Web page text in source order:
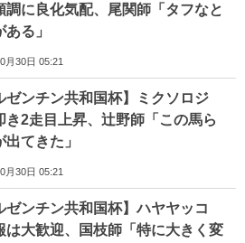
に良化気配、尾関師「タフなと
ある」
月30日 05:21
ゼンチン共和国杯】ミクソロジ
2走目上昇、辻野師「この馬ら
出てきた」
月30日 05:21
ゼンチン共和国杯】ハヤヤッコ
は大歓迎、国枝師「特に大きく変